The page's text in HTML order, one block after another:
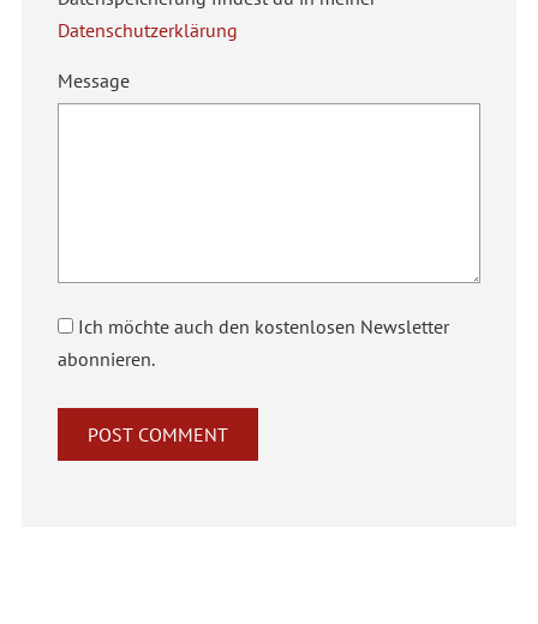
Datenschutzerklärung
Message
Ich möchte auch den kostenlosen Newsletter
abonnieren.